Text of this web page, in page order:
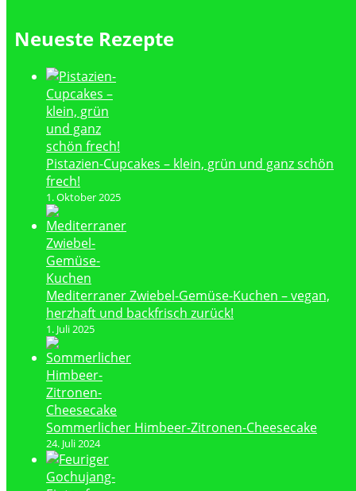
Neueste Rezepte
Pistazien-Cupcakes – klein, grün und ganz schön
frech!
1. Oktober 2025
Mediterraner Zwiebel-Gemüse-Kuchen – vegan,
herzhaft und backfrisch zurück!
1. Juli 2025
Sommerlicher Himbeer-Zitronen-Cheesecake
24. Juli 2024